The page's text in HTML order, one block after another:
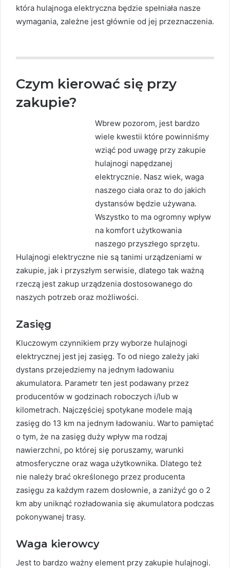
która hulajnoga elektryczna będzie spełniała nasze
wymagania, zależne jest głównie od jej przeznaczenia.
Czym kierować się przy
zakupie?
Wbrew pozorom, jest bardzo
wiele kwestii które powinniśmy
wziąć pod uwagę przy zakupie
hulajnogi napędzanej
elektrycznie. Nasz wiek, waga
naszego ciała oraz to do jakich
dystansów będzie używana.
Wszystko to ma ogromny wpływ
na komfort użytkowania
naszego przyszłego sprzętu.
Hulajnogi elektryczne nie są tanimi urządzeniami w
zakupie, jak i przyszłym serwisie, dlatego tak ważną
rzeczą jest zakup urządzenia dostosowanego do
naszych potrzeb oraz możliwości.
Zasięg
Kluczowym czynnikiem przy wyborze hulajnogi
elektrycznej jest jej zasięg. To od niego zależy jaki
dystans przejedziemy na jednym ładowaniu
akumulatora. Parametr ten jest podawany przez
producentów w godzinach roboczych i/lub w
kilometrach. Najczęściej spotykane modele mają
zasięg do 13 km na jednym ładowaniu. Warto pamiętać
o tym, że na zasięg duży wpływ ma rodzaj
nawierzchni, po której się poruszamy, warunki
atmosferyczne oraz waga użytkownika. Dlatego też
nie należy brać określonego przez producenta
zasięgu za każdym razem dosłownie, a zaniżyć go o 2
km aby uniknąć rozładowania się akumulatora podczas
pokonywanej trasy.
Waga kierowcy
Jest to bardzo ważny element przy zakupie hulajnogi.